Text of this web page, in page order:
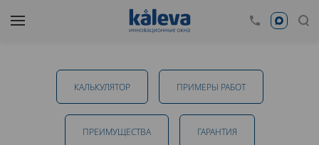
Окна в трехкомнатную квартиру в
Краснодаре
от 11 400 руб.
КАЛЬКУЛЯТОР ПРИМЕРЫ РАБОТ
ПРЕИМУЩЕСТВА ГАРАНТИЯ